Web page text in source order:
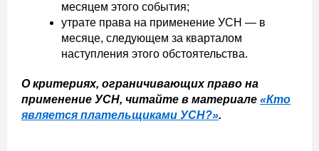
месяцем этого события;
утрате права на применение УСН — в
месяце, следующем за кварталом
наступления этого обстоятельства.
О критериях, ограничивающих право на
применение УСН, читайте в материале «Кто
является плательщиками УСН?».